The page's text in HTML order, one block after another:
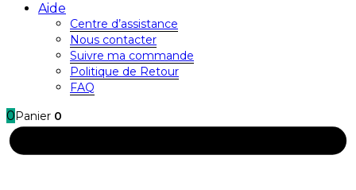
Aide
Centre d’assistance
Nous contacter
Suivre ma commande
Politique de Retour
FAQ
0 Panier 0